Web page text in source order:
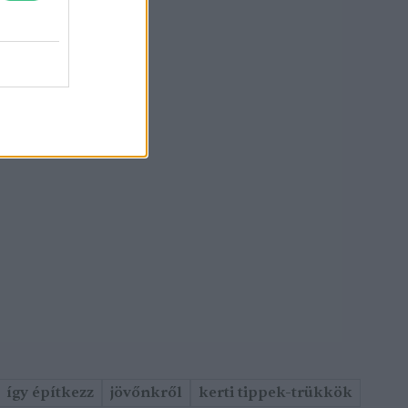
így építkezz jövőnkről kerti tippek-trükkök